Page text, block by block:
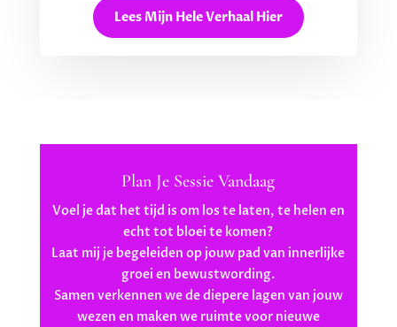
Lees Mijn Hele Verhaal Hier
Plan Je Sessie Vandaag
Voel je dat het tijd is om los te laten, te helen en
echt tot bloei te komen?
Laat mij je begeleiden op jouw pad van innerlijke
groei en bewustwording.
Samen verkennen we de diepere lagen van jouw
wezen en maken we ruimte voor nieuwe